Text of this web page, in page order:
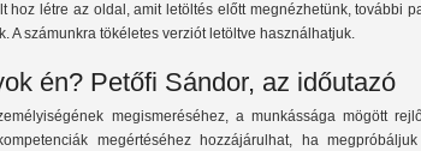
hoz létre az oldal, amit letöltés előtt megnézhetünk, további
A számunkra tökéletes verziót letöltve használhatjuk.
én? Petőfi Sándor, az időutazó
megismeréséhez, a munkássága mögött
megértéséhez hozzájárulhat, ha